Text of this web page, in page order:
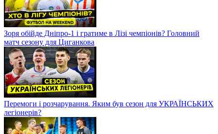
Зоря обійде Дніпро-1 і гратиме в Лізі чемпіонів? Головний
матч сезону для Циганкова
Перемоги і розчарування. Яким був сезон для УКРАЇНСЬКИХ
легіонерів?